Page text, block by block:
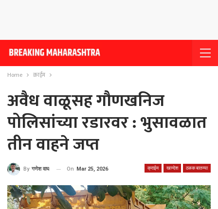
Home क्राईम
अवैध वाळूसह गौणखनिज
पोलिसांच्या रडारवर : भुसावळात
तीन वाहने जप्त
क्राईम खान्देश ठळक बातम्या
By गणेश वाघ On Mar 25, 2026